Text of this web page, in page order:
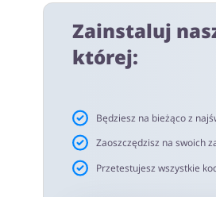
Zainstaluj
której:
Będziesz na bieżąco z
Zaoszczędzisz na swoich
Przetestujesz wszystkie